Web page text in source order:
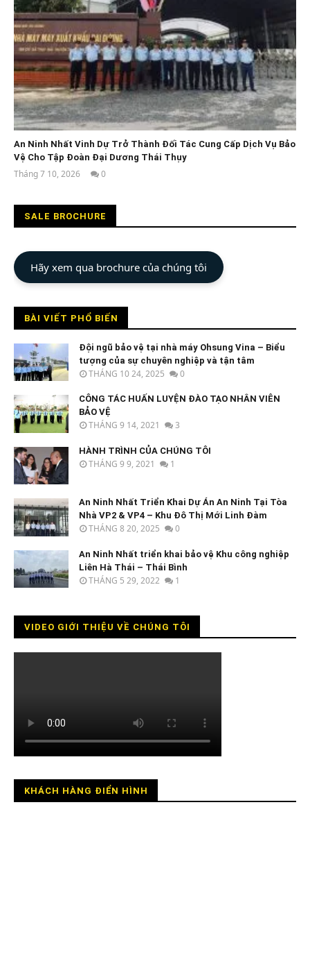
An Ninh Nhất Vinh Dự Trở Thành Đối Tác Cung Cấp Dịch Vụ Bảo
Vệ Cho Tập Đoàn Đại Dương Thái Thụy
Tháng 7 10, 2026
Nhất
0
SALE BROCHURE
Hãy xem qua brochure của chúng tôi
BÀI VIẾT PHỔ BIẾN
Đội ngũ bảo vệ tại nhà máy Ohsung Vina – Biểu
tượng của sự chuyên nghiệp và tận tâm
THÁNG 10 24, 2025 0
CÔNG TÁC HUẤN LUYỆN ĐÀO TẠO NHÂN VIÊN
BẢO VỆ
THÁNG 9 14, 2021 3
HÀNH TRÌNH CỦA CHÚNG TÔI
THÁNG 9 9, 2021 1
An Ninh Nhất Triển Khai Dự Án An Ninh Tại Tòa
Nhà VP2 & VP4 – Khu Đô Thị Mới Linh Đàm
THÁNG 8 20, 2025 0
An Ninh Nhất triển khai bảo vệ Khu công nghiệp
Liên Hà Thái – Thái Bình
THÁNG 5 29, 2022 1
VIDEO GIỚI THIỆU VỀ CHÚNG TÔI
KHÁCH HÀNG ĐIỂN HÌNH